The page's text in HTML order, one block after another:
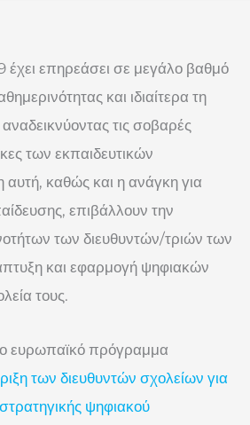
επηρεάσει σε μεγάλο βαθμό
και ιδιαίτερα τη
τις σοβαρές
των εκπαιδευτικών
καθώς και η ανάγκη για
επιβάλλουν την
των διευθυντών/τριών των
και εφαρμογή ψηφιακών
τους.
ευρωπαϊκό πρόγραμμα
των διευθυντών σχολείων για
ψηφιακού